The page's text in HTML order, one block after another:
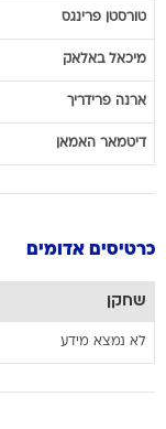
טורסטן פרינגס
מיכאל באלאק
ארנה פרידריך
דיטמאר האמאן
כרטיסים אדומים
שחקן
לא נמצא מידע